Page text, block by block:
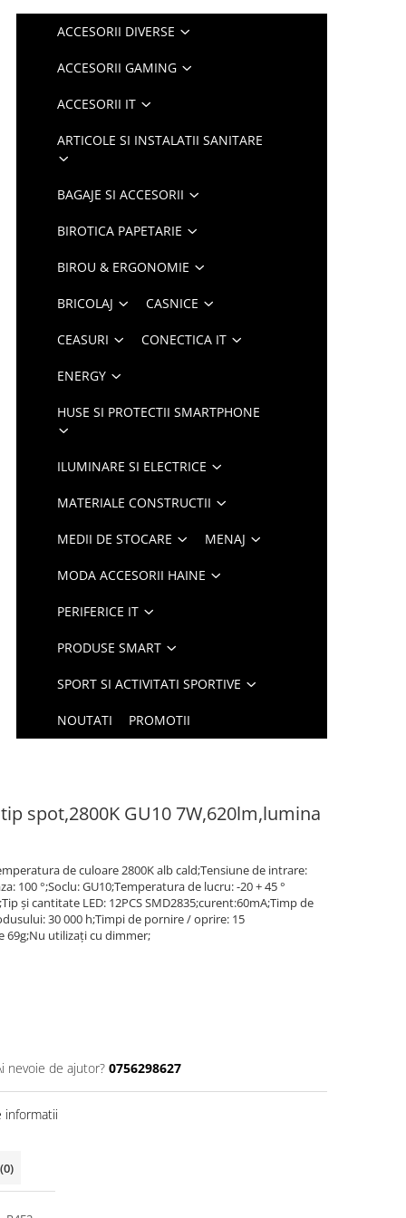
ACCESORII DIVERSE
ACCESORII GAMING
ACCESORII IT
ARTICOLE SI INSTALATII SANITARE
BAGAJE SI ACCESORII
BIROTICA PAPETARIE
BIROU & ERGONOMIE
BRICOLAJ CASNICE
CEASURI CONECTICA IT
ENERGY
HUSE SI PROTECTII SMARTPHONE
ILUMINARE SI ELECTRICE
MATERIALE CONSTRUCTII
MEDII DE STOCARE MENAJ
MODA ACCESORII HAINE
PERIFERICE IT
PRODUSE SMART
SPORT SI ACTIVITATI SPORTIVE
NOUTATI PROMOTII
spot,2800K GU10 7W,620lm,lumina
de culoare 2800K alb cald;Tensiune de intrare:
100 °;Soclu: GU10;Temperatura de lucru: -20 + 45 °
și cantitate LED: 12PCS SMD2835;curent:60mA;Timp de
30 000 h;Timpi de pornire / oprire: 15
69g;Nu utilizați cu dimmer;
nevoie de ajutor? 0756298627
informatii
(0)